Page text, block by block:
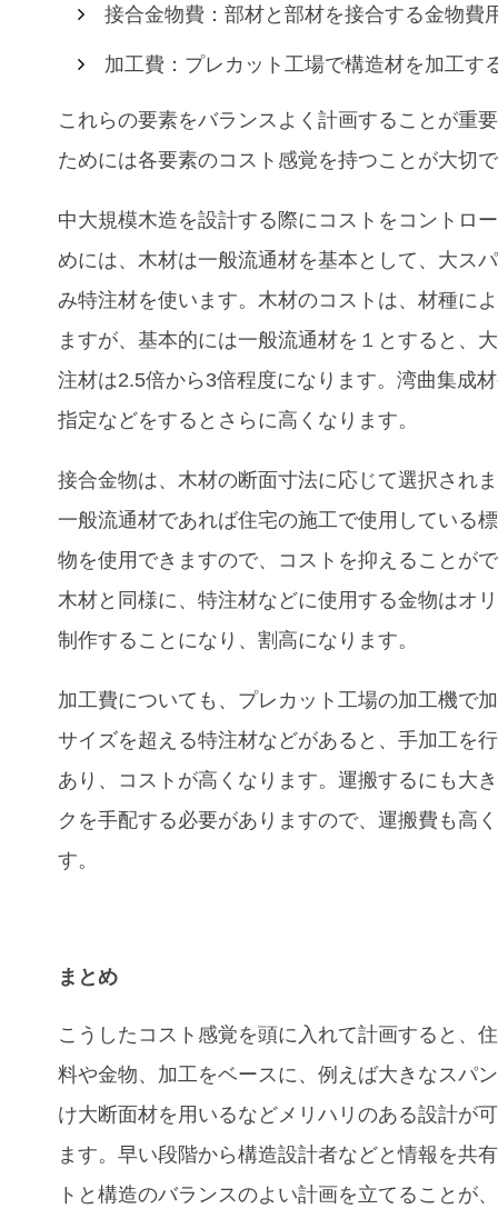
接合金物費：部材と部材を接合する金物費
加工費：プレカット工場で構造材を加工す
これらの要素をバランスよく計画することが重
ためには各要素のコスト感覚を持つことが大切
中大規模木造を設計する際にコストをコントロ
めには、木材は一般流通材を基本として、大ス
み特注材を使います。木材のコストは、材種に
ますが、基本的には一般流通材を１とすると、
注材は2.5倍から 3倍程度になります。湾曲集成
指定などをするとさらに高くなります。
接合金物は、木材の断面寸法に応じて選択され
一般流通材であれば住宅の施工で使用している
物を使用できますので、コストを抑えることが
木材と同様に、特注材などに使用する金物はオ
制作することになり、割高になります。
加工費についても、プレカット工場の加工機で
サイズを超える特注材などがあると、手加工を
あり、コストが高くなります。運搬するにも大
クを手配する必要がありますので、運搬費も高
す。
まとめ
こうしたコスト感覚を頭に入れて計画すると、
料や金物、加工をベースに、例えば大きなスパ
け大断面材を用いるなどメリハリのある設計が
ます。早い段階から構造設計者などと情報を共
トと構造のバランスのよい計画を立てることが